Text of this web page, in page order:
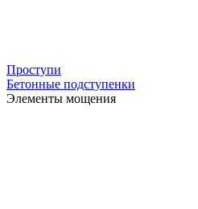
Проступи
Бетонные подступенки
Элементы мощения